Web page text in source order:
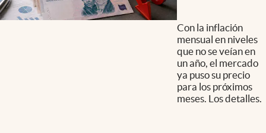
Con la inflación
mensual en niveles
que no se veían en
un año, el mercado
ya puso su precio
para los próximos
meses. Los detalles.